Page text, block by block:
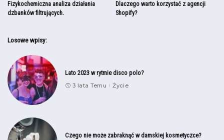
Fizykochemiczna analiza działania
dzbanków filtrujących.
Dlaczego warto korzystać z agencji
Shopify?
Losowe wpisy:
Lato 2023 w rytmie disco polo?
3 lata Temu Życie
Czego nie może zabraknąć w damskiej kosmetyczce?